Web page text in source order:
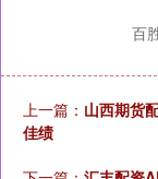
百
上一篇： 山西期货
佳绩